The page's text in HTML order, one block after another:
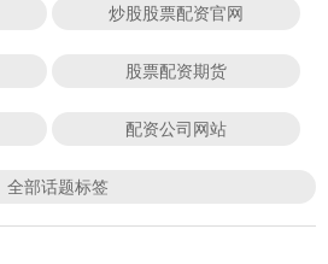
炒股股票配资官网
股票配资期货
配资公司网站
全部话题标签